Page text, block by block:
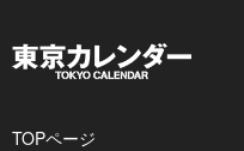
TOPページ